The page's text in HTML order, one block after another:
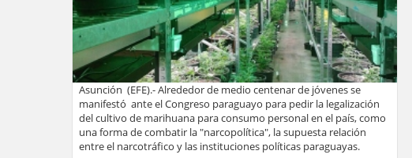
Asunción (EFE).- Alrededor de medio centenar de jóvenes se
manifestó ante el Congreso paraguayo para pedir la legalización
del cultivo de marihuana para consumo personal en el país, como
una forma de combatir la "narcopolítica", la supuesta relación
entre el narcotráfico y las instituciones políticas paraguayas.